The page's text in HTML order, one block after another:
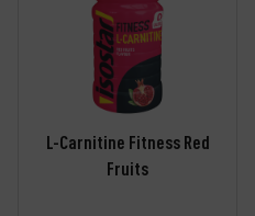
L-Carnitine Fitness Red
Fruits